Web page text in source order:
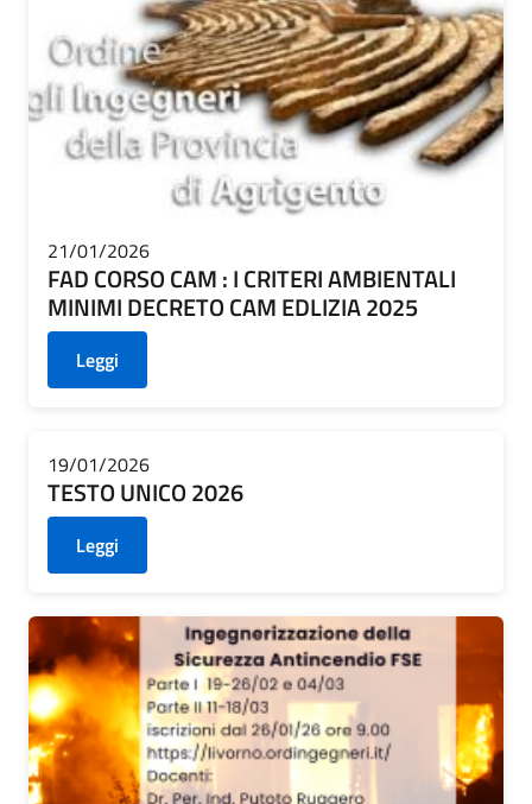
21/01/2026
FAD CORSO CAM : I CRITERI AMBIENTALI
MINIMI DECRETO CAM EDLIZIA 2025
Leggi
19/01/2026
TESTO UNICO 2026
Leggi